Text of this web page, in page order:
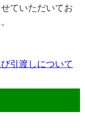
ていただいてお
引渡しについて